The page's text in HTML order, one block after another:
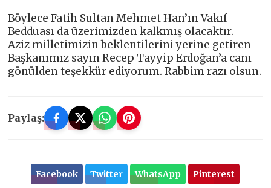
Böylece Fatih Sultan Mehmet Han’ın Vakıf
Bedduası da üzerimizden kalkmış olacaktır.
Aziz milletimizin beklentilerini yerine getiren
Başkanımız sayın Recep Tayyip Erdoğan’a canı
gönülden teşekkür ediyorum. Rabbim razı olsun.
Paylaş:
Facebook Twitter WhatsApp Pinterest